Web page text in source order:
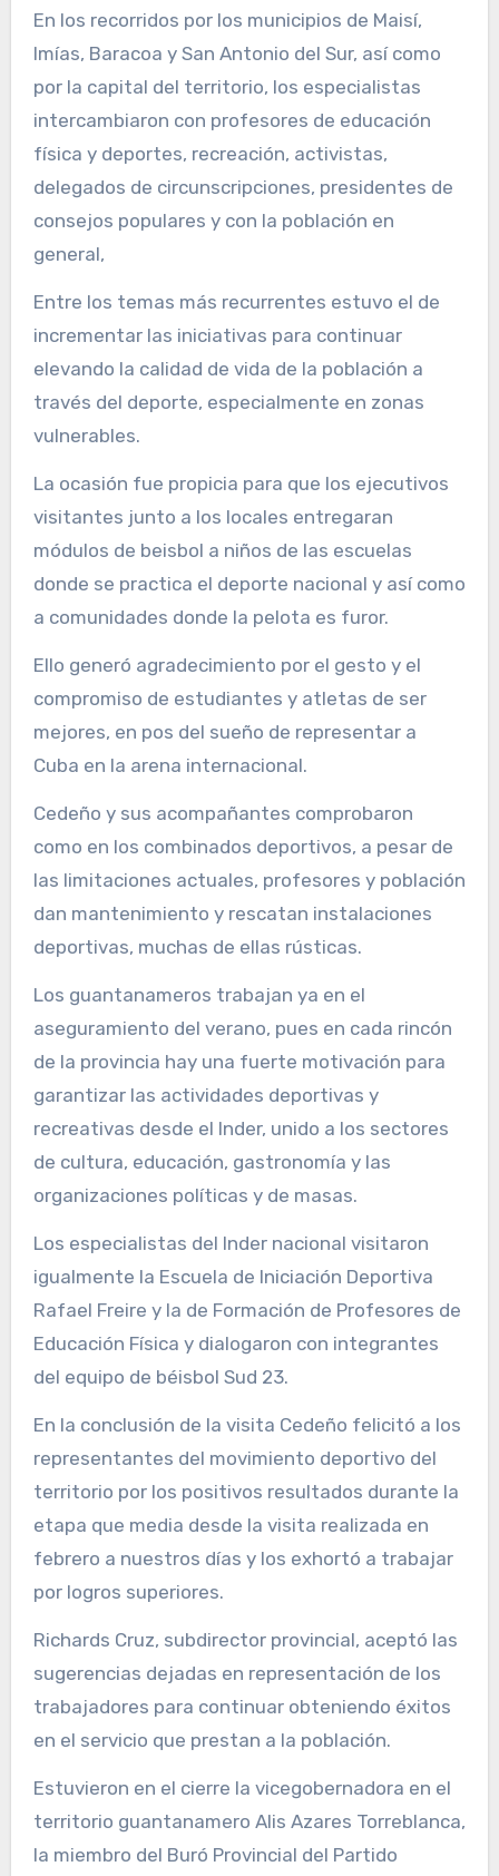
En los recorridos por los municipios de Maisí,
Imías, Baracoa y San Antonio del Sur, así como
por la capital del territorio, los especialistas
intercambiaron con profesores de educación
física y deportes, recreación, activistas,
delegados de circunscripciones, presidentes de
consejos populares y con la población en
general,
Entre los temas más recurrentes estuvo el de
incrementar las iniciativas para continuar
elevando la calidad de vida de la población a
través del deporte, especialmente en zonas
vulnerables.
La ocasión fue propicia para que los ejecutivos
visitantes junto a los locales entregaran
módulos de beisbol a niños de las escuelas
donde se practica el deporte nacional y así como
a comunidades donde la pelota es furor.
Ello generó agradecimiento por el gesto y el
compromiso de estudiantes y atletas de ser
mejores, en pos del sueño de representar a
Cuba en la arena internacional.
Cedeño y sus acompañantes comprobaron
como en los combinados deportivos, a pesar de
las limitaciones actuales, profesores y población
dan mantenimiento y rescatan instalaciones
deportivas, muchas de ellas rústicas.
Los guantanameros trabajan ya en el
aseguramiento del verano, pues en cada rincón
de la provincia hay una fuerte motivación para
garantizar las actividades deportivas y
recreativas desde el Inder, unido a los sectores
de cultura, educación, gastronomía y las
organizaciones políticas y de masas.
Los especialistas del Inder nacional visitaron
igualmente la Escuela de Iniciación Deportiva
Rafael Freire y la de Formación de Profesores de
Educación Física y dialogaron con integrantes
del equipo de béisbol Sud 23.
En la conclusión de la visita Cedeño felicitó a los
representantes del movimiento deportivo del
territorio por los positivos resultados durante la
etapa que media desde la visita realizada en
febrero a nuestros días y los exhortó a trabajar
por logros superiores.
Richards Cruz, subdirector provincial, aceptó las
sugerencias dejadas en representación de los
trabajadores para continuar obteniendo éxitos
en el servicio que prestan a la población.
Estuvieron en el cierre la vicegobernadora en el
territorio guantanamero Alis Azares Torreblanca,
la miembro del Buró Provincial del Partido